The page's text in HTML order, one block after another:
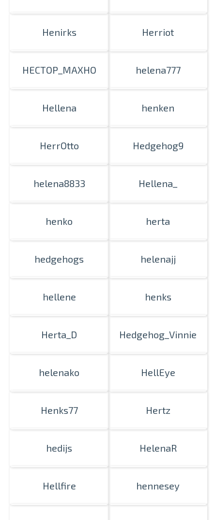
Henirks Herriot
HECTOP_MAXHO helena777
Hellena henken
HerrOtto Hedgehog9
helena8833 Hellena_
henko herta
hedgehogs helenajj
hellene henks
Herta_D Hedgehog_Vinnie
helenako HellEye
Henks77 Hertz
hedijs HelenaR
Hellfire hennesey